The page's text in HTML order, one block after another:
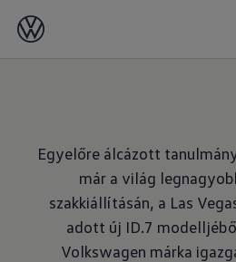
2023. 02. 13.
Egyelőre álcázott
már a világ
szakkiállításán, a Las
adott új ID.7
Volkswagen márka